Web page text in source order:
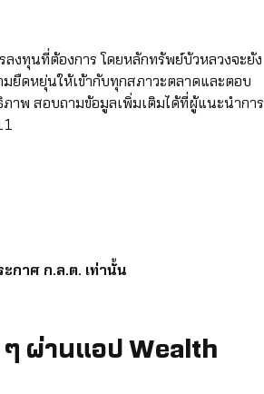
งทุนที่ต้องการ โดยหลักทรัพย์บัวหลวงจะยัง
ดหยุ่นให้เข้ากับทุกสภาวะตลาดและตอบ
าพ สอบถามข้อมูลเพิ่มเติมได้ที่ผู้แนะนำการ
าศ ก.ล.ต. เท่านั้น
ผ่านแอป Wealth